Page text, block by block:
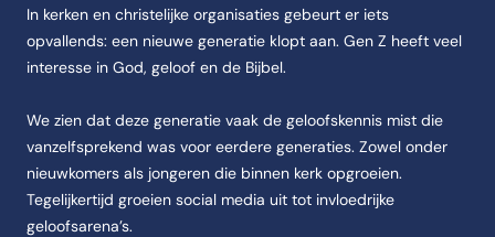
In kerken en christelijke organisaties gebeurt er iets
opvallends: een nieuwe generatie klopt aan. Gen Z heeft veel
interesse in God, geloof en de Bijbel.
We zien dat deze generatie vaak de geloofskennis mist die
vanzelfsprekend was voor eerdere generaties. Zowel onder
nieuwkomers als jongeren die binnen kerk opgroeien.
Tegelijkertijd groeien social media uit tot invloedrijke
geloofsarena’s.